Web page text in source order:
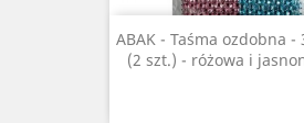
ABAK - Taśma ozdobna -
(2 szt.) - różowa i